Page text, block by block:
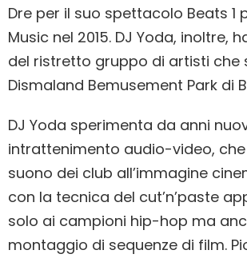
Dre per il suo spettacolo Beats 1
Music nel 2015. DJ Yoda, inoltre,
del ristretto gruppo di artisti che
Dismaland Bemusement Park di
DJ Yoda sperimenta da anni
intrattenimento audio-video,
suono dei club all’immagine
con la tecnica del cut’n’paste
solo ai campioni hip-hop ma
montaggio di sequenze di film.